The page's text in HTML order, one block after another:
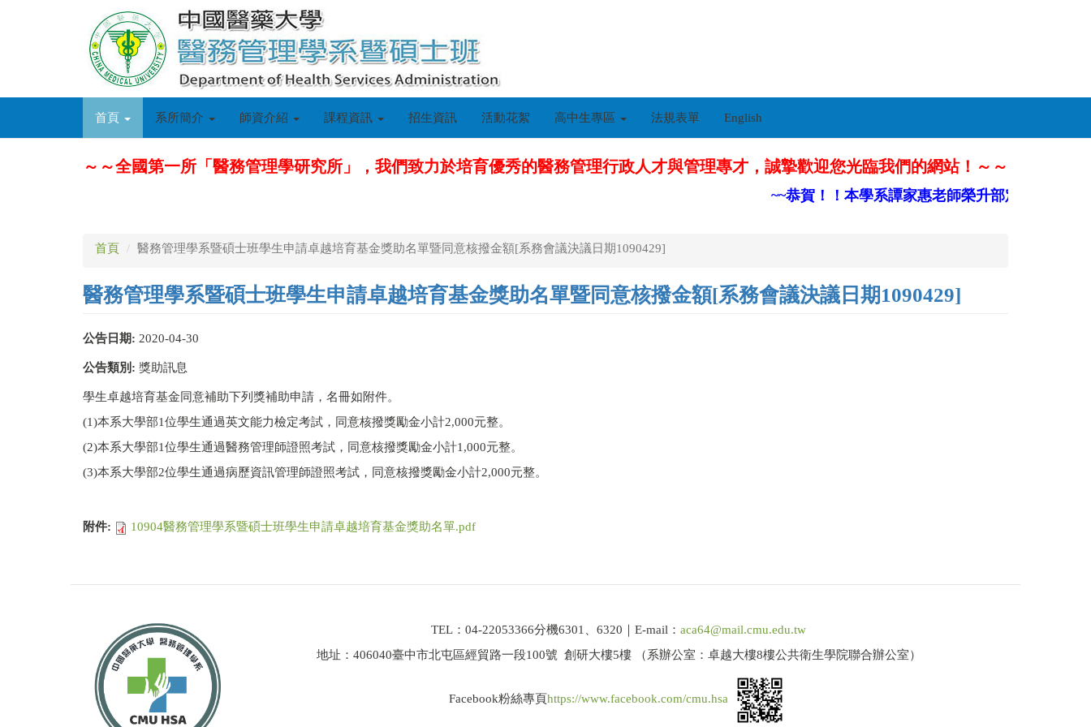
首頁 系所簡介 師資介紹 課程資訊 招生資訊 活動花絮 高中生專區 法規表單 English
～～全國第一所「醫務管理學研究所」，我們致力於培育優秀的醫務管理行政人才與管理專才，誠摯歡迎您光臨我們的網站！～～
~~恭賀！！本學系譚家惠老師榮升部定副教授~~
首頁 醫務管理學系暨碩士班學生申請卓越培育基金獎助名單暨同意核撥金額[系務會議決議日期1090429]
醫務管理學系暨碩士班學生申請卓越培育基金獎助名單暨同意核撥金額[系務會議決議日期1090429]
公告日期: 2020-04-30
公告類別: 獎助訊息
學生卓越培育基金同意補助下列獎補助申請，名冊如附件。
(1)本系大學部1位學生通過英文能力檢定考試，同意核撥獎勵金小計2,000元整。
(2)本系大學部1位學生通過醫務管理師證照考試，同意核撥獎勵金小計1,000元整。
(3)本系大學部2位學生通過病歷資訊管理師證照考試，同意核撥獎勵金小計2,000元整。
附件: 10904醫務管理學系暨碩士班學生申請卓越培育基金獎助名單.pdf
TEL：04-22053366分機6301、6320｜E-mail： aca64@mail.cmu.edu.tw
地址：406040臺中市北屯區經貿路一段100號 創研大樓5樓 （系辦公室：卓越大樓8樓公共衛生學院聯合辦公室）
Facebook粉絲專頁https://www.facebook.com/cmu.hsa